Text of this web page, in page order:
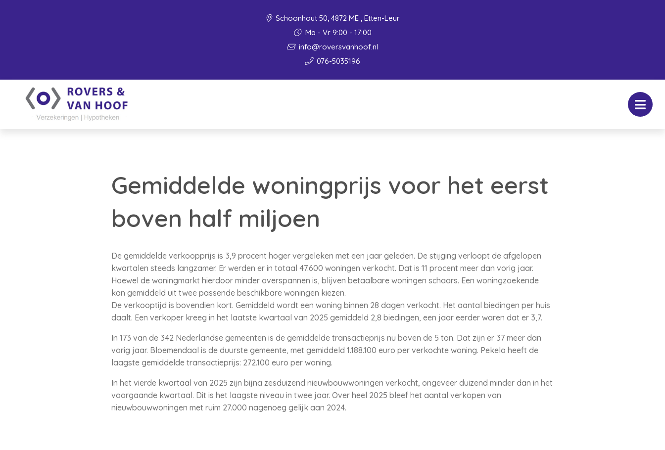
Schoonhout 50, 4872 ME , Etten-Leur
Ma - Vr 9:00 - 17:00
info@roversvanhoof.nl
076-5035196
Gemiddelde woningprijs voor het eerst
boven half miljoen
De gemiddelde verkoopprijs is 3,9 procent hoger vergeleken met een jaar geleden. De stijging verloopt de afgelopen
kwartalen steeds langzamer. Er werden er in totaal 47.600 woningen verkocht. Dat is 11 procent meer dan vorig jaar.
Hoewel de woningmarkt hierdoor minder overspannen is, blijven betaalbare woningen schaars. Een woningzoekende
kan gemiddeld uit twee passende beschikbare woningen kiezen.
De verkooptijd is bovendien kort. Gemiddeld wordt een woning binnen 28 dagen verkocht. Het aantal biedingen per huis
daalt. Een verkoper kreeg in het laatste kwartaal van 2025 gemiddeld 2,8 biedingen, een jaar eerder waren dat er 3,7.
In 173 van de 342 Nederlandse gemeenten is de gemiddelde transactieprijs nu boven de 5 ton. Dat zijn er 37 meer dan
vorig jaar. Bloemendaal is de duurste gemeente, met gemiddeld 1.188.100 euro per verkochte woning. Pekela heeft de
laagste gemiddelde transactieprijs: 272.100 euro per woning.
In het vierde kwartaal van 2025 zijn bijna zesduizend nieuwbouwwoningen verkocht, ongeveer duizend minder dan in het
voorgaande kwartaal. Dit is het laagste niveau in twee jaar. Over heel 2025 bleef het aantal verkopen van
nieuwbouwwoningen met ruim 27.000 nagenoeg gelijk aan 2024.